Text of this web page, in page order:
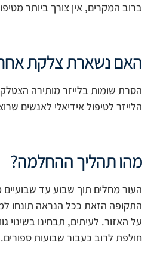
ברוב המקרים, אין צורך ביותר
האם נשארת צלקת
הסרת שומות בלייזר מותירה
הלייזר לטיפול אידיאלי לאנשים
מהו תהליך ההחלמה?
העור מחלים תוך שבוע עד
התקופה הזאת ככל הנראה תונחו
על האזור. לעיתים, תבחינו בשינוי
חולפת לרוב כעבור שבועות ספורים.